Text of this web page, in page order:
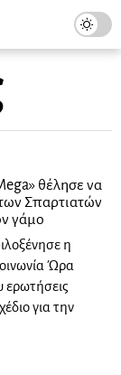
θέλησε να
Σπαρτιατών
γάμο
η
Ώρα
ερωτήσεις
για την